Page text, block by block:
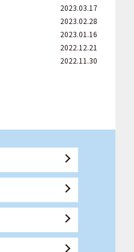
2023.03.17
2023.02.28
2023.01.16
2022.12.21
2022.11.30